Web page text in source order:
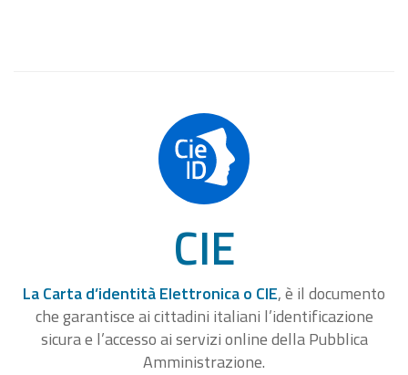
CIE
La Carta d’identità Elettronica o CIE, è il documento
che garantisce ai cittadini italiani l’identificazione
sicura e l’accesso ai servizi online della Pubblica
Amministrazione.